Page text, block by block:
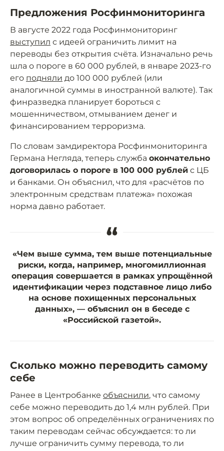
Предложения Росфинмониторинга
В августе 2022 года Росфинмониторинг
выступил с идеей ограничить лимит на
переводы без открытия счёта. Изначально речь
шла о пороге в 60 000 рублей, в январе 2023-го
его подняли до 100 000 рублей (или
аналогичной суммы в иностранной валюте). Так
финразведка планирует бороться с
мошенничеством, отмыванием денег и
финансированием терроризма.
По словам замдиректора Росфинмониторинга
Германа Негляда, теперь служба окончательно
договорилась о пороге в 100 000 рублей с ЦБ
и банками. Он объяснил, что для «расчётов по
электронным средствам платежа» похожая
норма давно работает.
“
«Чем выше сумма, тем выше потенциальные
риски, когда, например, многомиллионная
операция совершается в рамках упрощённой
идентификации через подставное лицо либо
на основе похищенных персональных
данных», — объяснил он в беседе с
«Российской газетой».
Сколько можно переводить самому
себе
Ранее в Центробанке объяснили, что самому
себе можно переводить до 1,4 млн рублей. При
этом вопрос об определённых ограничениях по
таким переводам сейчас обсуждается: то ли
лучше ограничить сумму перевода, то ли